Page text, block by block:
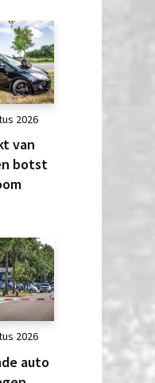
2026
van
botst
2026
auto